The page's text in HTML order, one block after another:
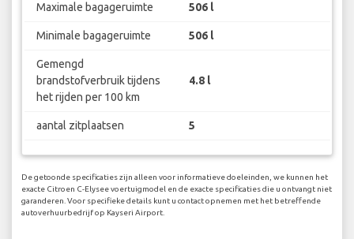
Maximale bagageruimte 506 l
Minimale bagageruimte 506 l
Gemengd
brandstofverbruik tijdens
het rijden per 100 km
4.8 l
aantal zitplaatsen 5
De getoonde specificaties zijn alleen voor informatieve doeleinden, we kunnen het
exacte Citroen C-Elysee voertuigmodel en de exacte specificaties die u ontvangt niet
garanderen. Voor specifieke details kunt u contact opnemen met het betreffende
autoverhuurbedrijf op Kayseri Airport.